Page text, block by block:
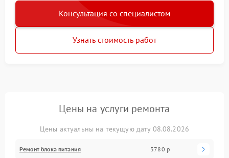
Консультация со специалистом
Узнать стоимость работ
Цены на услуги ремонта
Цены актуальны на текущую дату 08.08.2026
Ремонт блока питания 3780 р